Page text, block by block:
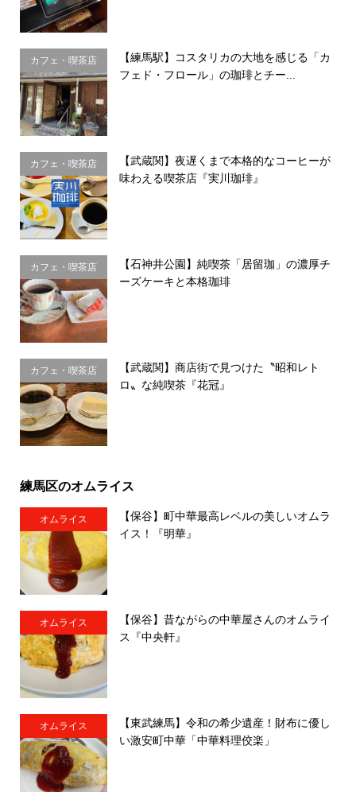
カフェ・喫茶店
【練馬駅】コスタリカの大地を感じる「カ
フェド・フロール」の珈琲とチー...
カフェ・喫茶店
【武蔵関】夜遅くまで本格的なコーヒーが
味わえる喫茶店『実川珈琲』
カフェ・喫茶店
【石神井公園】純喫茶「居留珈」の濃厚チ
ーズケーキと本格珈琲
カフェ・喫茶店
【武蔵関】商店街で見つけた〝昭和レト
ロ〟な純喫茶『花冠』
練馬区のオムライス
オムライス
【保谷】町中華最高レベルの美しいオムラ
イス！『明華』
オムライス
【保谷】昔ながらの中華屋さんのオムライ
ス『中央軒』
オムライス
【東武練馬】令和の希少遺産！財布に優し
い激安町中華「中華料理佼楽」